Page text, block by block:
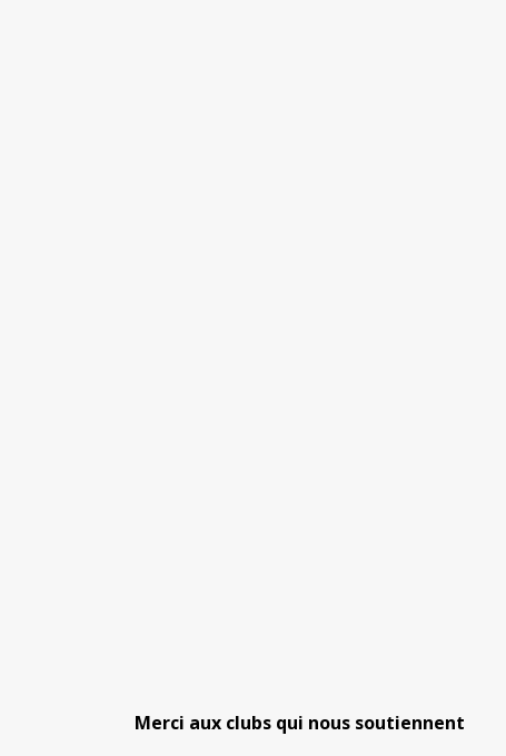
Merci aux clubs qui nous soutiennent